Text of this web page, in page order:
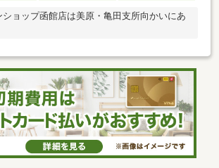
ショップ函館店は美原・亀田支所向かいにあ